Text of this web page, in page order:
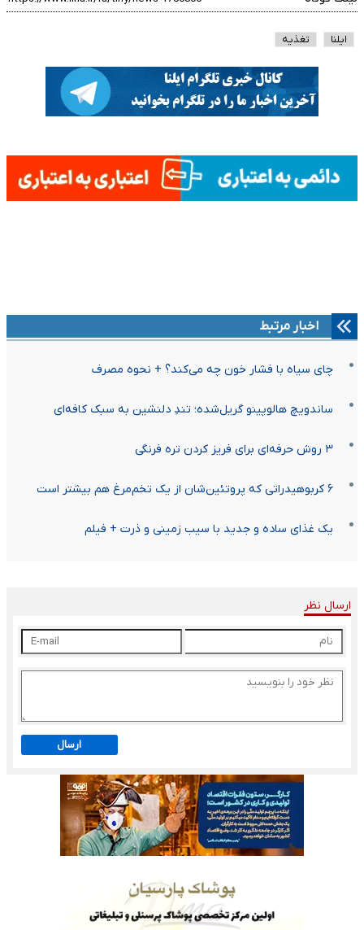
ایلنا تغذیه
اخبار مرتبط
چای سیاه با فشار خون چه می‌کند؟ + نحوه مصرف
ساندویچ هالوپینو گریل‌شده؛ تندِ دلنشین به سبک کافه‌ای
۳ روش حرفه‌ای برای فریز کردن تره فرنگی
۶ کربوهیدراتی که پروتئین‌شان از یک تخم‌مرغ هم بیشتر است
یک غذای ساده و جدید با سیب زمینی و ذرت + فیلم
ارسال نظر
ارسال